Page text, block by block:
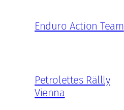
Enduro Action Team
Petrolettes Rällly
Vienna